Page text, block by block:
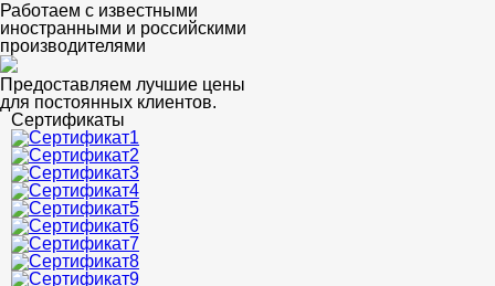
Работаем с известными
иностранными и российскими
производителями
Предоставляем лучшие цены
для постоянных клиентов.
Сертификаты